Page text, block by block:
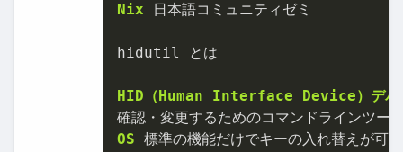
Nix 日本語コミュニティゼミ
hidutil とは
HID（Human Interface Device）デバ
OS